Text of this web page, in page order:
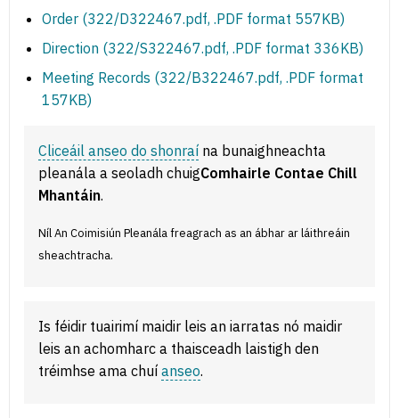
Order (322/D322467.pdf, .PDF format 557KB)
Direction (322/S322467.pdf, .PDF format 336KB)
Meeting Records (322/B322467.pdf, .PDF format
157KB)
Cliceáil anseo do shonraí na bunaighneachta
pleanála a seoladh chuigComhairle Contae Chill
Mhantáin.
Níl An Coimisiún Pleanála freagrach as an ábhar ar láithreáin
sheachtracha.
Is féidir tuairimí maidir leis an iarratas nó maidir
leis an achomharc a thaisceadh laistigh den
tréimhse ama chuí anseo.